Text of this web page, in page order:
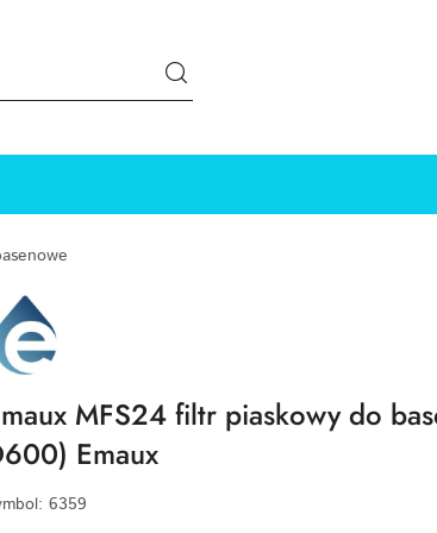
MFS24 filtr piaskowy do
Emaux
6359